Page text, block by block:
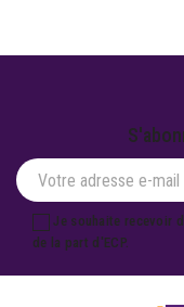
Je souhaite recevoir
de la part d'ECP.